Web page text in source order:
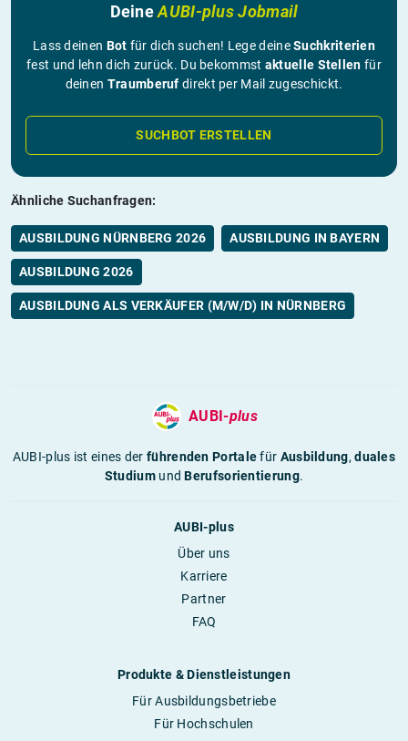
DeineAUBI-plus Jobmail
Lass deinen Bot für dich suchen! Lege deineSuchkriterien
fest und lehn dich zurück. Du bekommst aktuelle Stellen für
deinen Traumberuf direkt per Mail zugeschickt.
SUCHBOT ERSTELLEN
Ähnliche Suchanfragen:
AUSBILDUNG NÜRNBERG 2026 AUSBILDUNG IN BAYERN
AUSBILDUNG 2026
AUSBILDUNG ALS VERKÄUFER (M/W/D) IN NÜRNBERG
AUBI-plus
AUBI-plus ist eines derführenden Portalefür Ausbildung,duales
StudiumundBerufsorientierung.
AUBI-plus
Über uns
Karriere
Partner
FAQ
Produkte & Dienstleistungen
Für Ausbildungsbetriebe
Für Hochschulen